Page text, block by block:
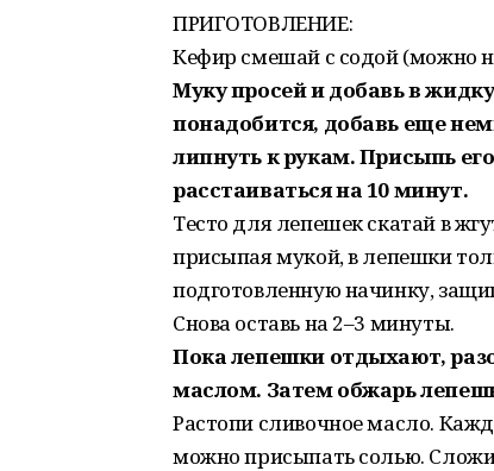
ПРИГОТОВЛЕНИЕ:
Кефир смешай с содой (можно
Муку просей и добавь в
понадобится, добавь еще
липнуть к рукам. Присыпь
расстаиваться на 10 минут.
Тесто для лепешек скатай в
присыпая мукой, в лепешки
подготовленную начинку,
Снова оставь на 2–3 минуты.
Пока лепешки отдыхают,
маслом. Затем обжарь
Растопи сливочное масло.
можно присыпать солью. Сложи